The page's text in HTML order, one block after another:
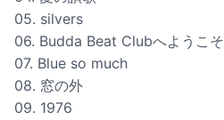
05. silvers
06. Budda Beat Clubへようこそ
07. Blue so much
08. 窓の外
09. 1976